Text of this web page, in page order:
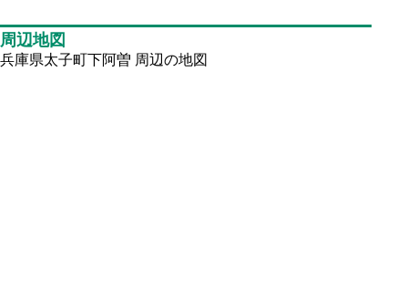
周辺地図
兵庫県太子町下阿曽 周辺の地図